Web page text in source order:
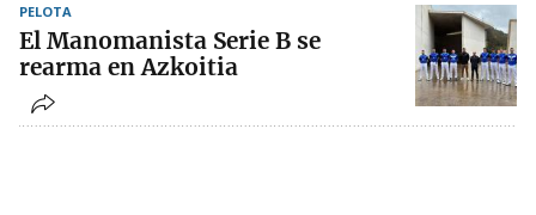
PELOTA
El Manomanista Serie B se
rearma en Azkoitia